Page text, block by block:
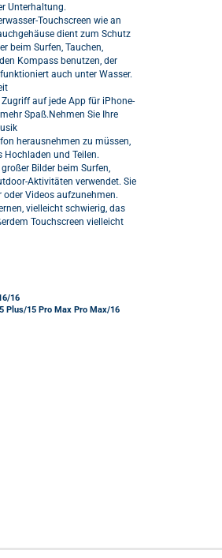
Unterhaltung.
Touchscreen wie an
dient zum Schutz
beim Surfen, Tauchen,
Kompass benutzen, der
auch unter Wasser.
auf jede App für iPhone-
Spaß.Nehmen Sie Ihre
herausnehmen zu müssen,
und Teilen.
Bilder beim Surfen,
Aktivitäten verwendet. Sie
oder Videos aufzunehmen.
vielleicht schwierig, das
Touchscreen vielleicht
16
Plus/15 Pro Max Pro Max/16